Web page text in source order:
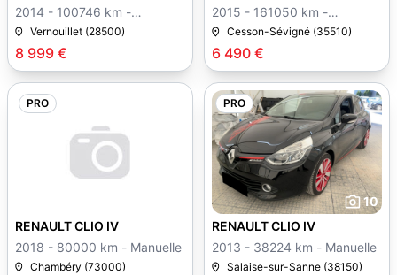
8 999 €
2014 - 100746 km -
Manuelle
Vernouillet (28500)
6 490 €
2015 - 161050 km -
Manuelle
Cesson-Sévigné (35510)
PRO
RENAULT CLIO IV
2018 - 80000 km - Manuelle
Chambéry (73000)
PRO
10
RENAULT CLIO IV
2013 - 38224 km - Manuelle
Salaise-sur-Sanne (38150)